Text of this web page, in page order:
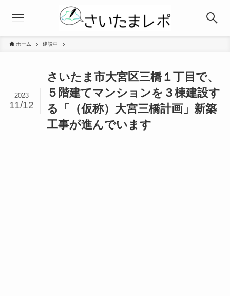
ホーム 建設中
さいたま市大宮区三橋１丁目で、
５階建てマンションを３棟建設す
る「（仮称）大宮三橋計画」新築
工事が進んでいます
2023
11/12